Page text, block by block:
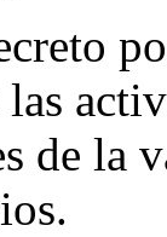
de la